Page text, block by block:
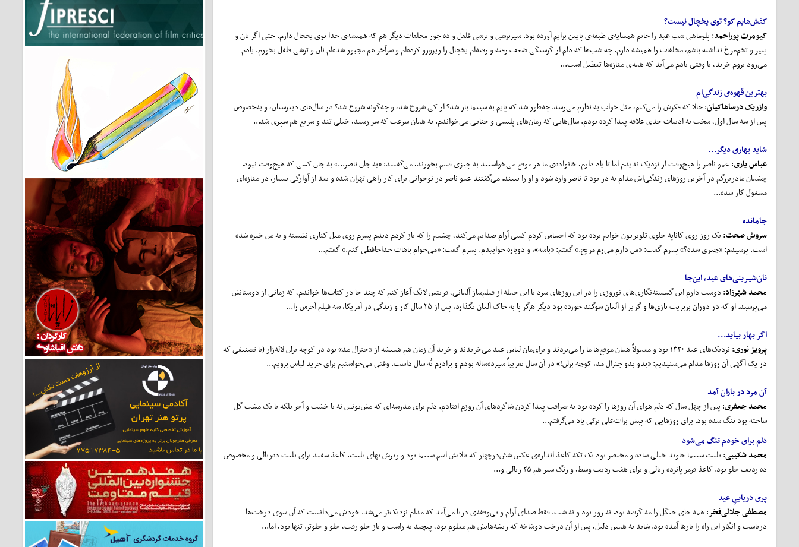
کفشهایم کو؟ توی یخچال نیست؟
کیومرث پوراحمد: پلوماهی شب عید را خانم همسایه‌ی طبقه‌ی پایین برایم آورده بود. سیرترشی و ترشی فلفل و ده جور مخلفات دیگر هم که همیشه‌ی خدا توی یخچال دارم. حتی اگر نان و
پنیر و تخم‌مرغ نداشته باشم، مخلفات را همیشه دارم. چه شب‌ها که دلم از گرسنگی ضعف رفته و رفته‌ام یخچال را زیرورو کرده‌ام و سرآخر هم مجبور شده‌ام نان و ترشی فلفل بخورم. یادم
می‌رود بروم خرید، یا وقتی یادم می‌آید که همه‌ی مغازه‌ها تعطیل است...
بهترین قهوه‌ی زندگیام
وازریک درساهاکیان: حالا که فکرش را می‌کنم، مثل خواب به نظرم می‌رسد. چه‌طور شد که پایم به سینما باز شد؟ از کی شروع شد، و چه‌گونه شروع شد؟ در سال‌های دبیرستان، و به‌خصوص
پس از سه سال اول، سخت به ادبیات جدی علاقه پیدا کرده بودم. سال‌هایی که رمان‌های پلیسی و جنایی می‌خواندم. به همان سرعت که سر رسید، خیلی تند و سریع هم سپری شد...
شاید بهاری دیگر...
عباس یاری: عمو ناصر را هیچ‌وقت از نزدیک ندیدم اما تا یاد دارم، خانواده‌ی ما هر موقع می‌خواستند به چیزی قسم بخورند، می‌گفتند: «به جان ناصر...» به جان کسی که هیچ‌وقت نبود.
چشمان مادربزرگم در آخرین روزهای زندگی‌اش مدام به در بود تا ناصر وارد شود و او را ببیند. می‌گفتند عمو ناصر در نوجوانی برای کار راهی تهران شده و بعد از آوارگی بسیار، در مغازه‌ای
مشغول کار شده...
جامانده
سروشصحت: یک روز روی کاناپه جلوی تلویزیون خوابم برده بود که احساس کردم کسی آرام صدایم می‌کند، چشمم را که باز کردم دیدم پسرم روی مبل کناری نشسته و به من خیره شده
است. پرسیدم: «چیزی شده؟» پسرم گفت: «من دارم می‌رم مریخ.» گفتم: «باشه»، و دوباره خوابیدم. پسرم گفت: «می‌خوام باهات خداحافظی کنم.» گفتم...
نانشیرینیهای عید، اینجا
محمد شهرزاد: دوست دارم این گسسته‌نگاری‌های نوروزی را در این روزهای سرد با این جمله از فیلم‌ساز آلمانی، فریتس لانگ آغاز کنم که چند جا در کتاب‌ها خواندم، که زمانی از دوستانش
می‌پرسید. او که در دوران بربریت نازی‌ها و گریز از آلمان سوگند خورده بود دیگر هرگز پا به خاک آلمان نگذارد، پس از ۲۵ سال کار و زندگی در آمریکا، سه فیلم آخرش را...
اگر بهار بیاید...
پرویز نوری
: نزدیک‌های عید ۱۳۳۰ بود و معمولاً همان موقع‌ها ما را می‌بردند و برای‌مان لباس عید می‌خریدند و خرید آن زمان هم همیشه از «جنرال مد» بود در کوچه برلن لاله‌زار (با تصنیفی که
در یک آگهی آن روزها مدام می‌شنیدیم: «بدو بدو جنرال مد، کوچه برلن!» در آن سال تقریباً سیزده‌ساله بودم و برادرم نُه سال داشت. وقتی می‌خواستیم برای خرید لباس برویم...
آن مرد در باران آمد
محمد جعفری: پس از چهل سال که دلم هوای آن روزها را کرده بود به صرافت پیدا کردن شاگردهای آن روزم افتادم. دلم برای مدرسه‌ای که مش‌یونس نه با خشت و آجر بلکه با یک مشت گل
ساخته بود تنگ شده بود. برای روزهایی که پیش برات‌علی ترکی یاد می‌گرفتم...
دلم برای خودم تنگ میشود
محمد شکیبی: بلیت سینما جاوید خیلی ساده و مختصر بود یک تکه کاغذ اندازه‌ی عکس شش‌در‌چهار که بالایش اسم سینما بود و زیرش بهای بلیت. کاغذ سفید برای بلیت ده‌ریالی و مخصوص
ده ردیف جلو بود. کاغذ قرمز پانزده ریالی و برای هفت ردیف وسط، و رنگ سبز هم ۲۵ ریالی و...
پری دریاییِ عید
مصطفی جلالی‏‌فخر: همه جای جنگل را مه گرفته بود. نه روز بود و نه شب. فقط صدای آرام و بی‏‌وقفه‌ی دریا می‏‌آمد که مدام نزدیک‏‌تر می‏‌شد. خودش می‏‌دانست که آن سوی درخت‏‌ها
دریاست و انگار این راه را بارها آمده بود. شاید به همین دلیل، پس از آن درخت دوشاخه که ریشه‏‌هایش هم معلوم بود، پیچید به راست و باز جلو رفت، جلو و جلوتر. تنها بود، اما...